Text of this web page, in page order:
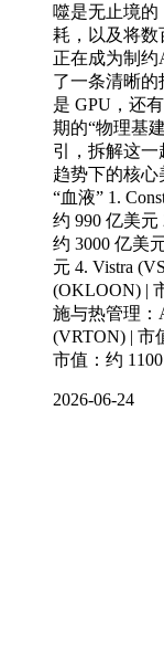
噬是无止境
耗，以及将数
正在成为制约
了一条清晰
是 GPU，还
期的“物理基
引，拆解这
趋势下的核
“血液” 1.
约 990 亿美元
约 3000 亿美
元 4. Vistra
(OKLOON) |
施与热管理：
(VRTON) | 市
市值：约
2026-06-24